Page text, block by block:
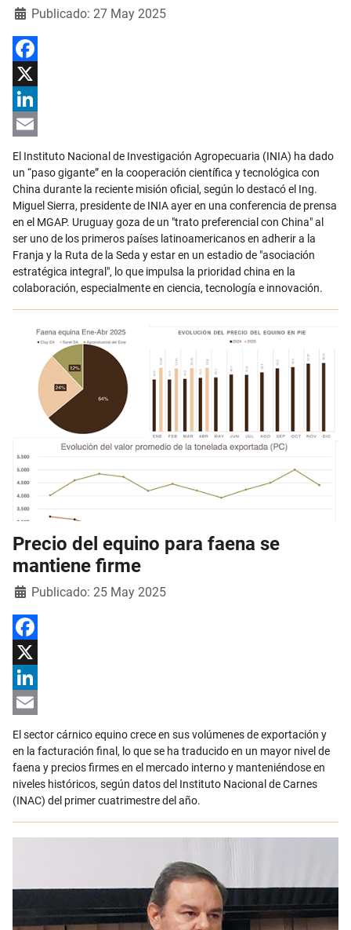
DetallesPublicado: 27 May 2025
Facebook
X
LinkedIn
Email
El Instituto Nacional de Investigación Agropecuaria (INIA) ha dado
un “paso gigante” en la cooperación científica y tecnológica con
China durante la reciente misión oficial, según lo destacó el Ing.
Miguel Sierra, presidente de INIA ayer en una conferencia de prensa
en el MGAP. Uruguay goza de un "trato preferencial con China" al
ser uno de los primeros países latinoamericanos en adherir a la
Franja y la Ruta de la Seda y estar en un estadio de "asociación
estratégica integral", lo que impulsa la prioridad china en la
colaboración, especialmente en ciencia, tecnología e innovación.
Precio del equino para faena se
mantiene firme
DetallesPublicado: 25 May 2025
Facebook
X
LinkedIn
Email
El sector cárnico equino crece en sus volúmenes de exportación y
en la facturación final, lo que se ha traducido en un mayor nivel de
faena y precios firmes en el mercado interno y manteniéndose en
niveles históricos, según datos del Instituto Nacional de Carnes
(INAC) del primer cuatrimestre del año.